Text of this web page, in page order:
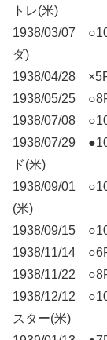
トレ(米)
1938/03/07
ダ)
1938/04/28
1938/05/25
1938/07/08
1938/07/29
ド(米)
1938/09/01
(米)
1938/09/15
1938/11/14
1938/11/22
1938/12/12
スター(米)